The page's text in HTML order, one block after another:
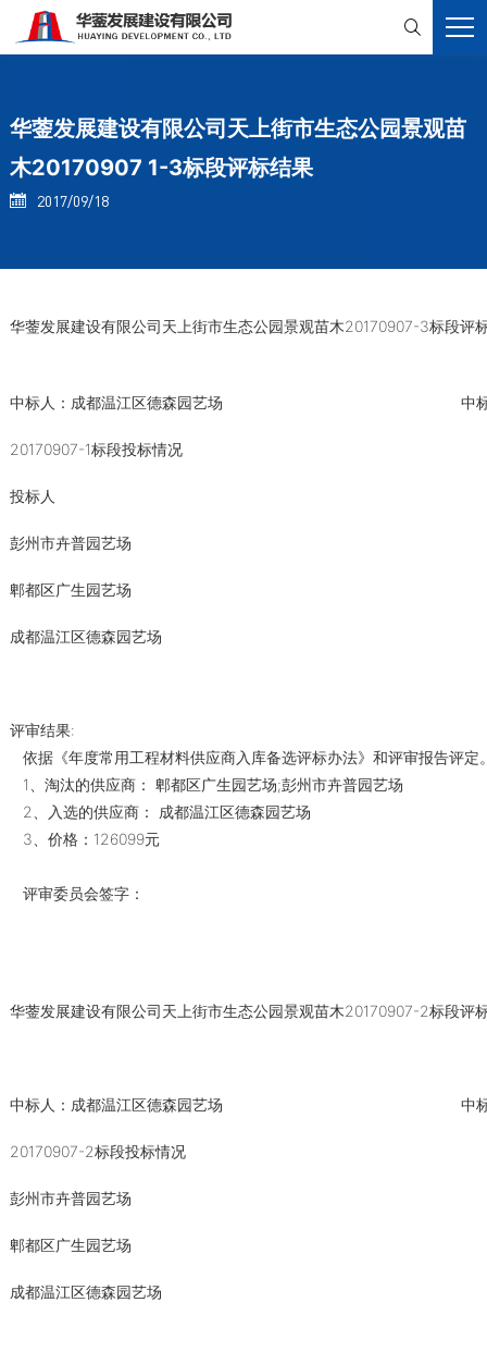

华蓥发展建设有限公司天上街市生态公园景观苗
木20170907 1-3标段评标结果
 2017/09/18
华蓥发展建设有限公司天上街市生态公园景观苗木20170907-3标段评
中标人：成都温江区德森园艺场 中
20170907-1标段投标情况
投标人
彭州市卉普园艺场
郫都区广生园艺场
成都温江区德森园艺场
评审结果:
依据《年度常用工程材料供应商入库备选评标办法》和评审报告评定
1、淘汰的供应商： 郫都区广生园艺场;彭州市卉普园艺场
2、入选的供应商： 成都温江区德森园艺场
3、价格：126099元
评审委员会签字：
华蓥发展建设有限公司天上街市生态公园景观苗木20170907-2标段评
中标人：成都温江区德森园艺场 中
20170907-2标段投标情况
彭州市卉普园艺场
郫都区广生园艺场
成都温江区德森园艺场